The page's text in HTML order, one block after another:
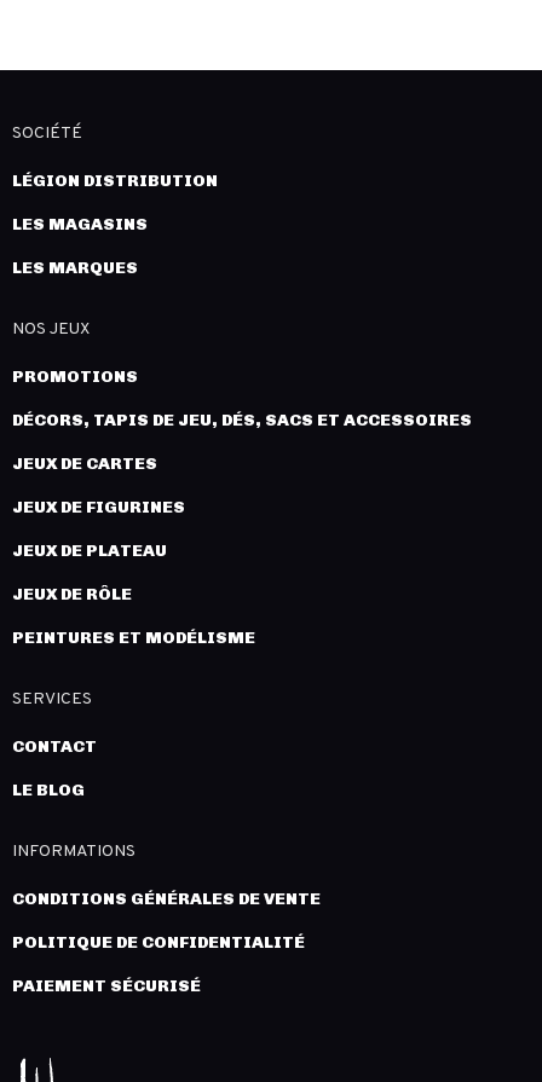
SOCIÉTÉ
LÉGION DISTRIBUTION
LES MAGASINS
LES MARQUES
NOS JEUX
PROMOTIONS
DÉCORS, TAPIS DE JEU, DÉS, SACS ET ACCESSOIRES
JEUX DE CARTES
JEUX DE FIGURINES
JEUX DE PLATEAU
JEUX DE RÔLE
PEINTURES ET MODÉLISME
SERVICES
CONTACT
LE BLOG
INFORMATIONS
CONDITIONS GÉNÉRALES DE VENTE
POLITIQUE DE CONFIDENTIALITÉ
PAIEMENT SÉCURISÉ